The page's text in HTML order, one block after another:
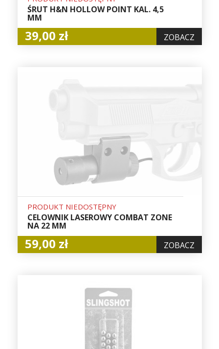
ŚRUT H&N HOLLOW POINT KAL. 4,5
MM
39,00 zł ZOBACZ
PRODUKT NIEDOSTĘPNY
CELOWNIK LASEROWY COMBAT ZONE
NA 22 MM
59,00 zł ZOBACZ